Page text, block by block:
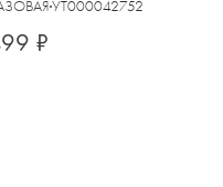
УТ000042752
₽